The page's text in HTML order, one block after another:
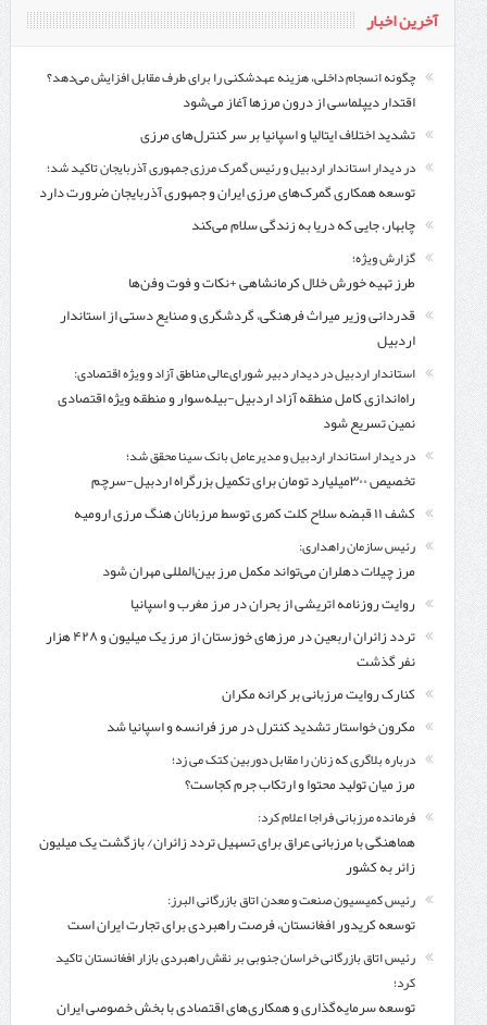
آخرین اخبار
چگونه انسجام داخلی، هزینه عهدشکنی را برای طرف مقابل افزایش می‌دهد؟
اقتدار دیپلماسی از درون مرزها آغاز می‌شود
تشدید اختلاف ایتالیا و اسپانیا بر سر کنترل‌های مرزی
در دیدار استاندار اردبیل و رئیس گمرک مرزی جمهوری آذربایجان تاکید شد؛
توسعه همکاری گمرک‌های مرزی ایران و جمهوری آذربایجان ضرورت دارد
چابهار، جایی که دریا به زندگی سلام می‌کند
گزارش ویژه؛
طرز تهیه خورش خلال کرمانشاهی +نکات و فوت وفن‌ها
قدردانی وزیر میراث فرهنگی، گردشگری و صنایع دستی از استاندار
اردبیل
استاندار اردبیل در دیدار دبیر شورای‌عالی مناطق آزاد و ویژه اقتصادی:
راه‌اندازی کامل منطقه آزاد اردبیل-بیله‌سوار و منطقه ویژه اقتصادی
نمین تسریع شود
در دیدار استاندار اردبیل و مدیرعامل بانک سینا محقق شد؛
تخصیص ۳۰۰میلیارد تومان برای تکمیل بزرگراه اردبیل-سرچم
کشف ۱۱ قبضه سلاح کلت کمری توسط مرزبانان هنگ مرزی ارومیه
رئیس سازمان راهداری:
مرز چیلات دهلران می‌تواند مکمل مرز بین‌المللی مهران شود
روایت روزنامه اتریشی از بحران در مرز مغرب و اسپانیا
تردد زائران اربعین در مرزهای خوزستان از مرز یک میلیون و ۴۲۸ هزار
نفر گذشت
کنارک روایت مرزبانی بر کرانه مکران
مکرون خواستار تشدید کنترل‌ در مرز فرانسه و اسپانیا شد
درباره بلاگری که زنان را مقابل دوربین کتک می زد؛
مرز میان تولید محتوا و ارتکاب جرم کجاست؟
فرمانده مرزبانی فراجا اعلام کرد:
هماهنگی با مرزبانی عراق برای تسهیل تردد زائران/ بازگشت یک میلیون
زائر به کشور
رئیس کمیسیون صنعت و معدن اتاق بازرگانی البرز:
توسعه کریدور افغانستان، فرصت راهبردی برای تجارت ایران است
رئیس اتاق بازرگانی خراسان جنوبی بر نقش راهبردی بازار افغانستان تاکید
کرد؛
توسعه سرمایه‌گذاری و همکاری‌های اقتصادی با بخش خصوصی ایران